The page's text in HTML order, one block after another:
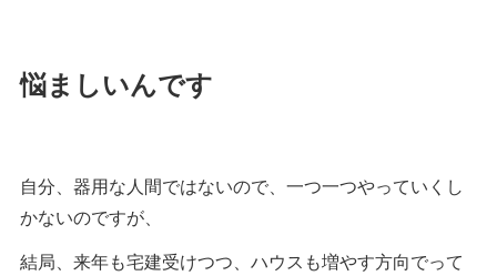
悩ましいんです
自分、器用な人間ではないので、一つ一つやっていくし
かないのですが、
結局、来年も宅建受けつつ、ハウスも増やす方向でって